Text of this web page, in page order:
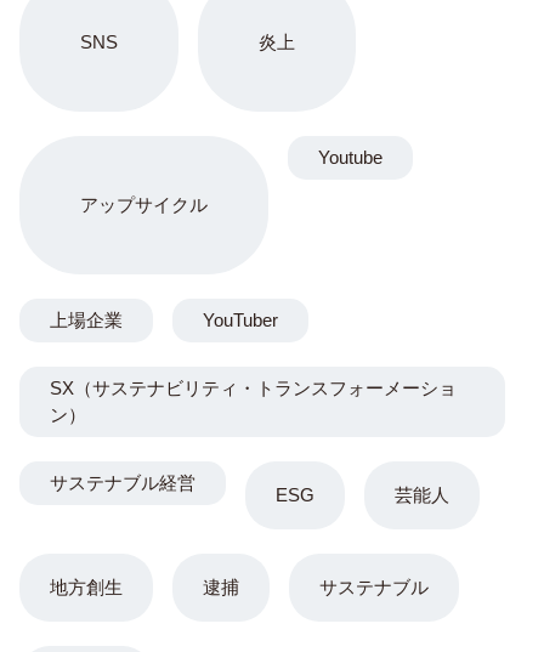
SNS 炎上
アップサイクル
ESG 芸能人
地方創生 逮捕 サステナブル
Youtube
上場企業 YouTuber
SX（サステナビリティ・トランスフォーメーショ
ン）
サステナブル経営